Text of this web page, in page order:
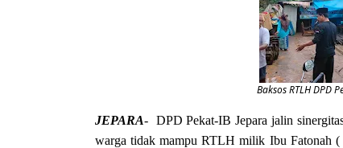
Baksos RTLH DPD
JEPARA- DPD Pekat-IB Jepara jalin
warga tidak mampu RTLH milik Ibu Fatonah